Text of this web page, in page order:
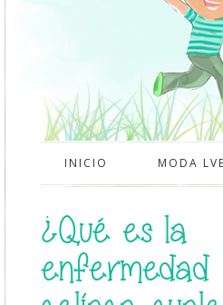
INICIO MODA
¿Qué es la
enfermedad